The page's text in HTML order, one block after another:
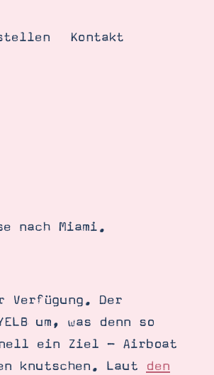
Kontakt
nach Miami.
Der
um, was denn so
ein Ziel - Airboat
knutschen. Laut den